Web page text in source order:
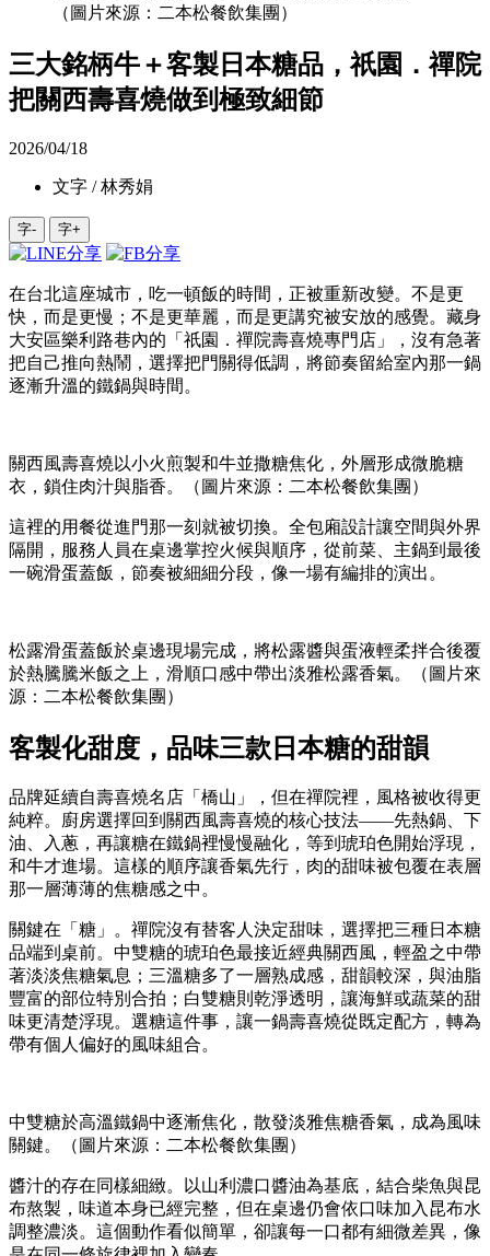
（圖片來源：二本松餐飲集團）
三大銘柄牛＋客製日本糖品，祇園．禪院
把關西壽喜燒做到極致細節
2026/04/18
文字 / 林秀娟
字- 字+
在台北這座城市，吃一頓飯的時間，正被重新改變。不是更
快，而是更慢；不是更華麗，而是更講究被安放的感覺。藏身
大安區樂利路巷內的「祇園．禪院壽喜燒專門店」，沒有急著
把自己推向熱鬧，選擇把門關得低調，將節奏留給室內那一鍋
逐漸升溫的鐵鍋與時間。
關西風壽喜燒以小火煎製和牛並撒糖焦化，外層形成微脆糖
衣，鎖住肉汁與脂香。（圖片來源：二本松餐飲集團）
這裡的用餐從進門那一刻就被切換。全包廂設計讓空間與外界
隔開，服務人員在桌邊掌控火候與順序，從前菜、主鍋到最後
一碗滑蛋蓋飯，節奏被細細分段，像一場有編排的演出。
松露滑蛋蓋飯於桌邊現場完成，將松露醬與蛋液輕柔拌合後覆
於熱騰騰米飯之上，滑順口感中帶出淡雅松露香氣。（圖片來
源：二本松餐飲集團）
客製化甜度，品味三款日本糖的甜韻
品牌延續自壽喜燒名店「橋山」，但在禪院裡，風格被收得更
純粹。廚房選擇回到關西風壽喜燒的核心技法——先熱鍋、下
油、入蔥，再讓糖在鐵鍋裡慢慢融化，等到琥珀色開始浮現，
和牛才進場。這樣的順序讓香氣先行，肉的甜味被包覆在表層
那一層薄薄的焦糖感之中。
關鍵在「糖」。禪院沒有替客人決定甜味，選擇把三種日本糖
品端到桌前。中雙糖的琥珀色最接近經典關西風，輕盈之中帶
著淡淡焦糖氣息；三溫糖多了一層熟成感，甜韻較深，與油脂
豐富的部位特別合拍；白雙糖則乾淨透明，讓海鮮或蔬菜的甜
味更清楚浮現。選糖這件事，讓一鍋壽喜燒從既定配方，轉為
帶有個人偏好的風味組合。
中雙糖於高溫鐵鍋中逐漸焦化，散發淡雅焦糖香氣，成為風味
關鍵。（圖片來源：二本松餐飲集團）
醬汁的存在同樣細緻。以山利濃口醬油為基底，結合柴魚與昆
布熬製，味道本身已經完整，但在桌邊仍會依口味加入昆布水
調整濃淡。這個動作看似簡單，卻讓每一口都有細微差異，像